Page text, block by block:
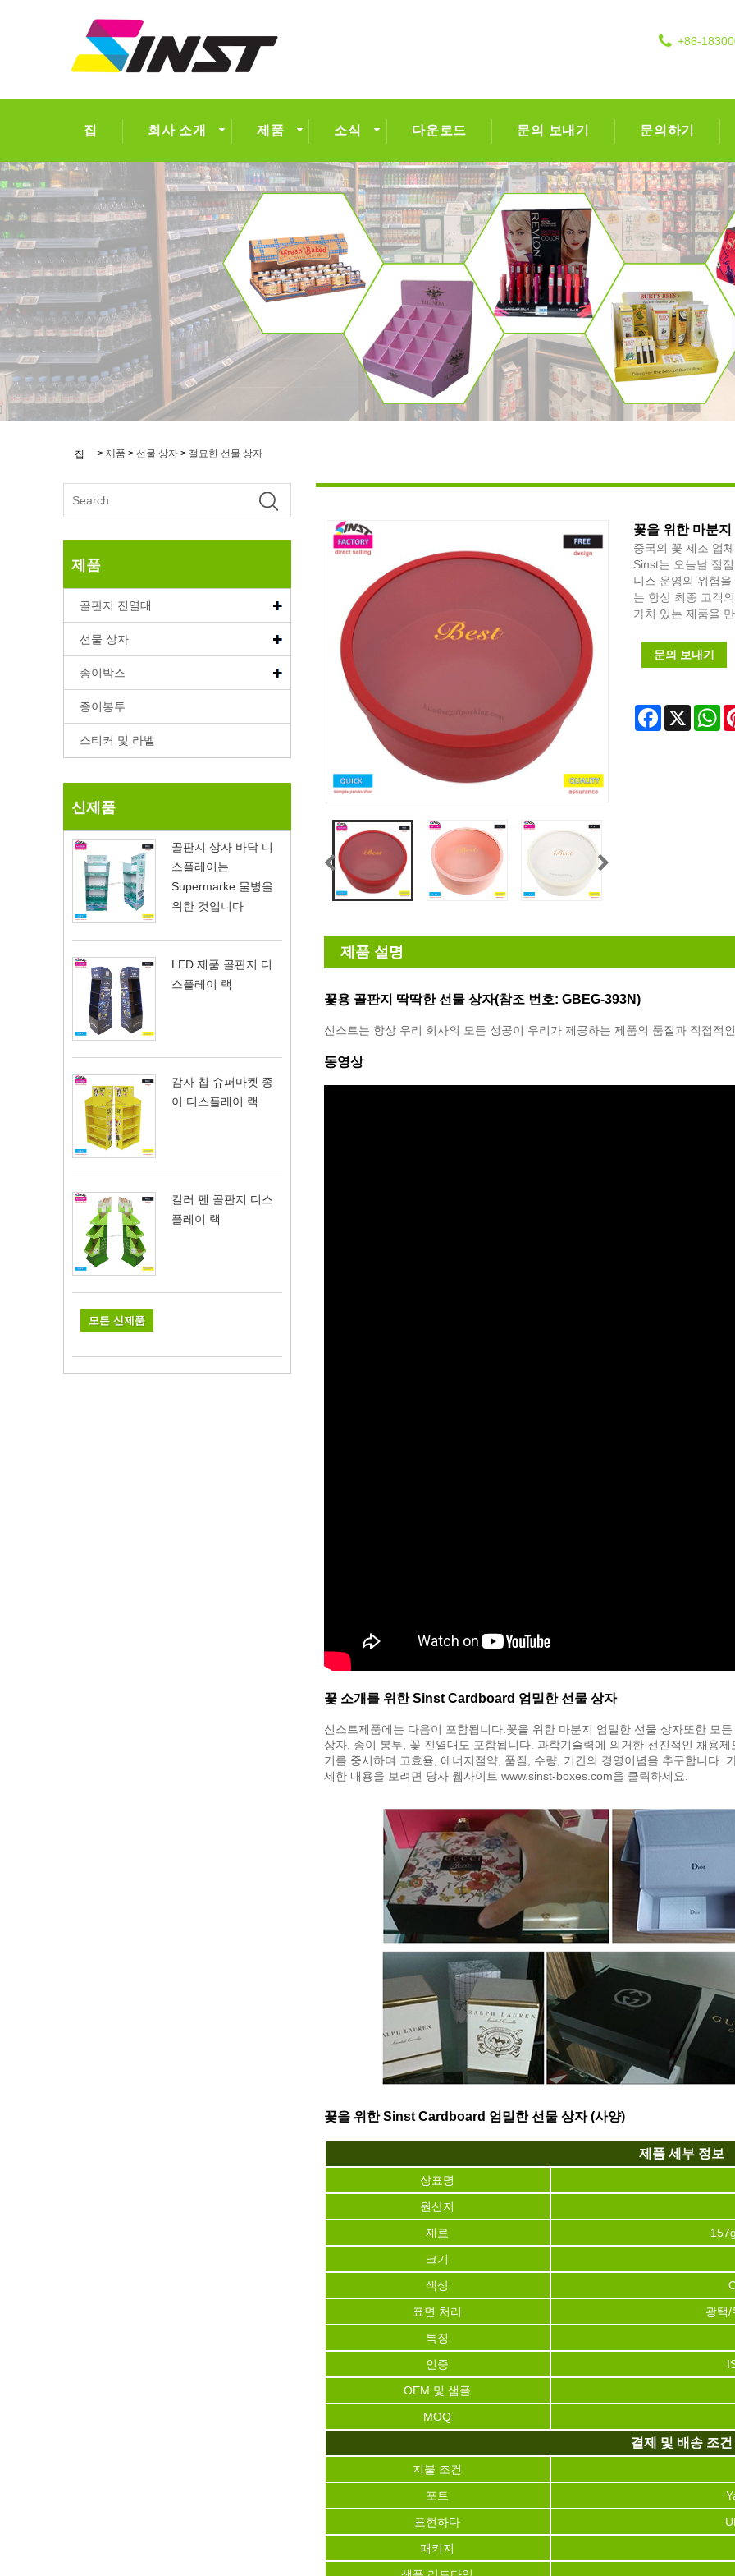
+86-
집 회사 소개 제품 소식 다운로드 문의 보내기 문의하기
집 > 제품 > 선물 상자 > 절묘한 선물 상자
제품
골판지 진열대
선물 상자
종이박스
종이봉투
스티커 및 라벨
신제품
골판지 상자 바닥 디
스플레이는
Supermarke 물병을
위한 것입니다
LED 제품 골판지 디
스플레이 랙
감자 칩 슈퍼마켓 종
이 디스플레이 랙
컬러 펜 골판지 디스
플레이 랙
모든 신제품
꽃을 위한 마분
중국의 꽃 제조 업
Sinst는 오늘날 점
니스 운영의 위험
는 항상 최종 고객
가치 있는 제품을
문의 보내기
Facebook
X
제품 설명
꽃용 골판지 딱딱한 선물 상자(참조 번호: GBEG-393N)
신스트는 항상 우리 회사의 모든 성공이 우리가 제공하는 제품의 품질과 직접적
동영상
꽃 소개를 위한 Sinst Cardboard 엄밀한 선물 상자
신스트제품에는 다음이 포함됩니다. 꽃을 위한 마분지 엄밀한 선물 상자또한 모
상자, 종이 봉투, 꽃 진열대도 포함됩니다. 과학기술력에 의거한 선진적인 채용
기를 중시하며 고효율, 에너지절약, 품질, 수량, 기간의 경영이념을 추구합니다.
세한 내용을 보려면 당사 웹사이트 www.sinst-boxes.com을 클릭하세요.
꽃을 위한 Sinst Cardboard 엄밀한 선물 상자 (사양)
제품 세부 정보
상표명
원산지
재료
크기
색상
표면 처리
광택/
특징
인증
OEM 및 샘플
MOQ
결제 및 배송 조건
지불 조건
포트
표현하다
패키지